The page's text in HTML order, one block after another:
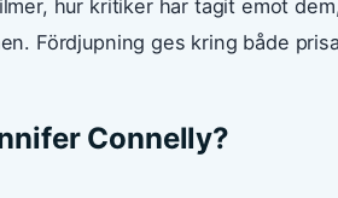
hur kritiker har tagit emot
Fördjupning ges kring både
Connelly?